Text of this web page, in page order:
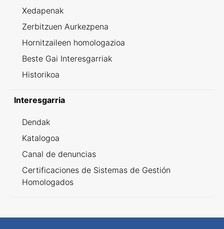
Xedapenak
Zerbitzuen Aurkezpena
Hornitzaileen homologazioa
Beste Gai Interesgarriak
Historikoa
Interesgarria
Dendak
Katalogoa
Canal de denuncias
Certificaciones de Sistemas de Gestión
Homologados